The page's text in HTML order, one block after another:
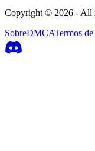
Copyright © 2026 - All
SobreDMCATermos